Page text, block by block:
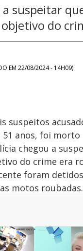
suspeitar
do
EM 22/08/2024 - 14H09)
suspeitos
51 anos, foi
chegou a
do crime era
foram
motos roubadas.